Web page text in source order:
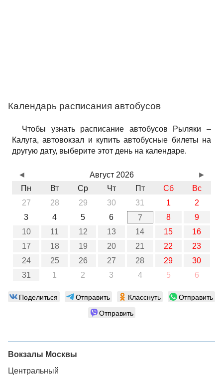
Календарь расписания автобусов
Чтобы узнать расписание автобусов Рыляки –
Калуга, автовокзал и купить автобусные билеты на
другую дату, выберите этот день на календаре.
Август 2026
Пн
Вт Ср Чт Пт Сб
Вс
27
28 29 30 31 1
2
3
4 5 6 7 8
9
10
11 12 13 14 15
16
17
18 19 20 21 22
23
24
25 26 27 28 29
30
31
1 2 3 4 5 6
◄ ►
Поделиться Отправить Класснуть
Отправить
Отправить
Вокзалы Москвы
Центральный